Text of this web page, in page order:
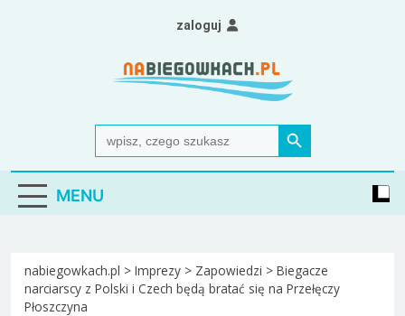
Nabiegowkach.pl
portal miłośników narciarstwa biegowego
Search
for:
Search Button
zaloguj
MENU
nabiegowkach.pl > Imprezy > Zapowiedzi > Biegacze
narciarscy z Polski i Czech będą bratać się na Przełęczy
Płoszczyna